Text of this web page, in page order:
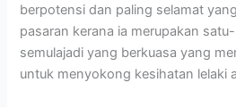
berpotensi dan paling selamat
pasaran kerana ia merupakan
semulajadi yang berkuasa yang
untuk menyokong kesihatan lelaki